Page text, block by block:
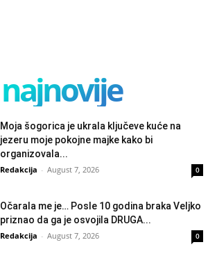
najnovije
Moja šogorica je ukrala ključeve kuće na
jezeru moje pokojne majke kako bi
organizovala...
Redakcija - August 7, 2026 0
Očarala me je… Posle 10 godina braka Veljko
priznao da ga je osvojila DRUGA...
Redakcija - August 7, 2026 0